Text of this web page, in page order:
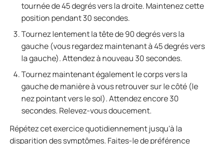
tournée de 45 degrés vers la droite. Maintenez cette
position pendant 30 secondes.
Tournez lentement la tête de 90 degrés vers la
gauche (vous regardez maintenant à 45 degrés vers
la gauche). Attendez à nouveau 30 secondes.
Tournez maintenant également le corps vers la
gauche de manière à vous retrouver sur le côté (le
nez pointant vers le sol). Attendez encore 30
secondes. Relevez-vous doucement.
Répétez cet exercice quotidiennement jusqu'à la
disparition des symptômes. Faites-le de préférence